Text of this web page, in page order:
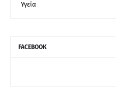
Υγεία
FACEBOOK